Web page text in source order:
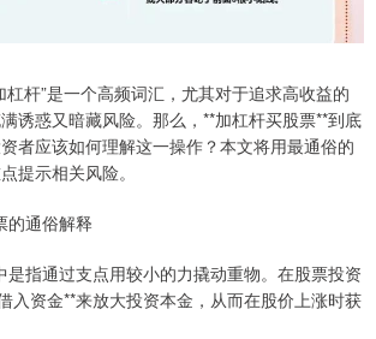
杠杆”是一个高频词汇，尤其对于追求高收益的
诱惑又暗藏风险。那么，**加杠杆买股票**到底
者应该如何理解这一操作？本文将用最通俗的
提示相关风险。
的通俗解释
是指通过支点用较小的力撬动重物。在股票投资
入资金**来放大投资本金，从而在股价上涨时获